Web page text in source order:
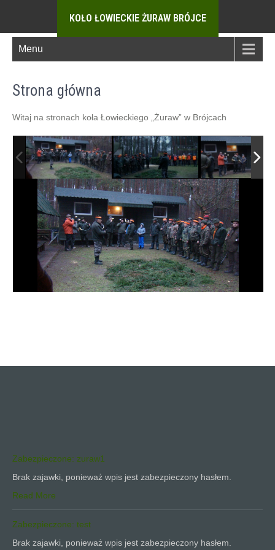
KOŁO ŁOWIECKIE ŻURAW BRÓJCE
Menu
Strona główna
Witaj na stronach koła Łowieckiego „Żuraw” w Brójcach
Zabezpieczone: zuraw1
Brak zajawki, ponieważ wpis jest zabezpieczony hasłem.
Read More
Zabezpieczone: test
Brak zajawki, ponieważ wpis jest zabezpieczony hasłem.